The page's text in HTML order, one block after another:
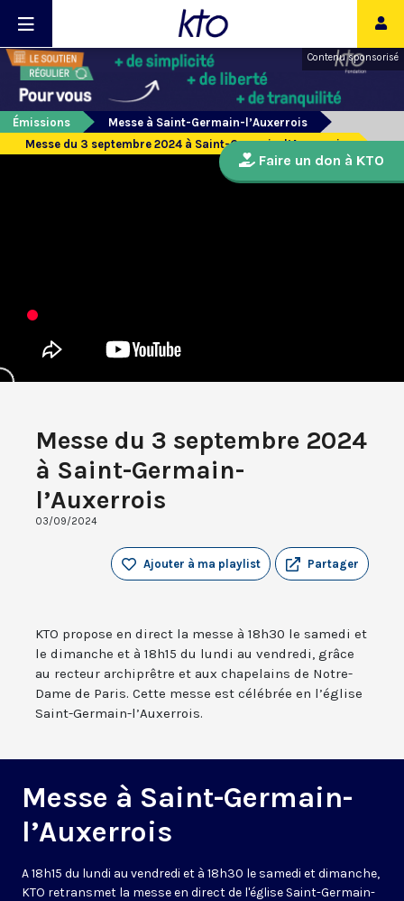
Contenu sponsorisé
Émissions
Messe à Saint-Germain-l’Auxerrois
Messe du 3 septembre 2024 à Saint-Germain-l’Auxerrois
Messe du 3 septembre 2024
à Saint-Germain-
l’Auxerrois
03/09/2024
Partager
Ajouter à ma playlist
KTO propose en direct la messe à 18h30 le samedi et
le dimanche et à 18h15 du lundi au vendredi, grâce
au recteur archiprêtre et aux chapelains de Notre-
Dame de Paris. Cette messe est célébrée en l’église
Saint-Germain-l’Auxerrois.
Messe à Saint-Germain-
l’Auxerrois
A 18h15 du lundi au vendredi et à 18h30 le samedi et dimanche,
KTO retransmet la messe en direct de l'église Saint-Germain-
Faire un don à KTO